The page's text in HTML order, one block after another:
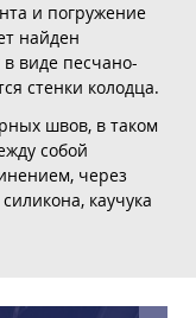
и погружение
найден
виде песчано-
стенки колодца.
швов, в таком
собой
через
каучука